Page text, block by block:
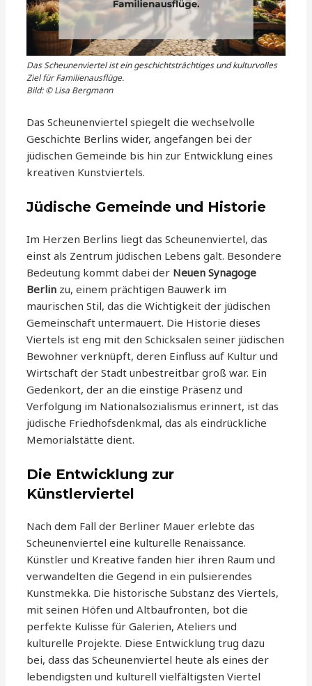
Das Scheunenviertel ist ein geschichtsträchtiges und kulturvolles
Ziel für Familienausflüge.
Bild: © Lisa Bergmann
Das Scheunenviertel spiegelt die wechselvolle
Geschichte Berlins wider, angefangen bei der
jüdischen Gemeinde bis hin zur Entwicklung eines
kreativen Kunstviertels.
Jüdische Gemeinde und Historie
Im Herzen Berlins liegt das Scheunenviertel, das
einst als Zentrum jüdischen Lebens galt. Besondere
Bedeutung kommt dabei der Neuen Synagoge
Berlin zu, einem prächtigen Bauwerk im
maurischen Stil, das die Wichtigkeit der jüdischen
Gemeinschaft untermauert. Die Historie dieses
Viertels ist eng mit den Schicksalen seiner jüdischen
Bewohner verknüpft, deren Einfluss auf Kultur und
Wirtschaft der Stadt unbestreitbar groß war. Ein
Gedenkort, der an die einstige Präsenz und
Verfolgung im Nationalsozialismus erinnert, ist das
jüdische Friedhofsdenkmal, das als eindrückliche
Memorialstätte dient.
Die Entwicklung zur
Künstlerviertel
Nach dem Fall der Berliner Mauer erlebte das
Scheunenviertel eine kulturelle Renaissance.
Künstler und Kreative fanden hier ihren Raum und
verwandelten die Gegend in ein pulsierendes
Kunstmekka. Die historische Substanz des Viertels,
mit seinen Höfen und Altbaufronten, bot die
perfekte Kulisse für Galerien, Ateliers und
kulturelle Projekte. Diese Entwicklung trug dazu
bei, dass das Scheunenviertel heute als eines der
lebendigsten und kulturell vielfältigsten Viertel